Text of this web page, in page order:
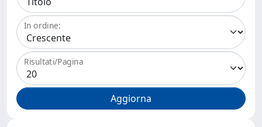
In ordine:
Risultati/Pagina